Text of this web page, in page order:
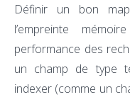
Définir un bon
l’empreinte
performance des
un champ de type
indexer (comme un